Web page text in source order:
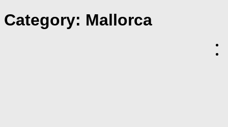
Category: Mallorca